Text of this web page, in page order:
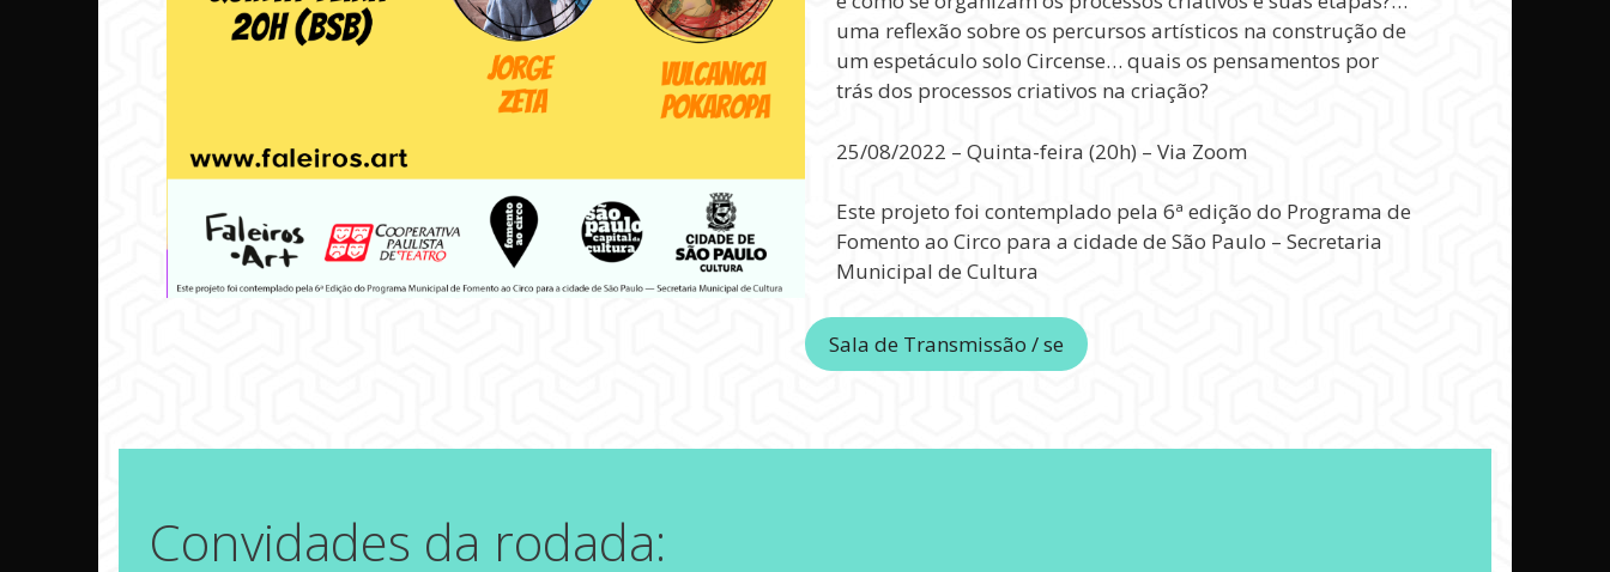
uma reflexão sobre os percursos artísticos na construção de
um espetáculo solo Circense… quais os pensamentos por
trás dos processos criativos na criação?
25/08/2022 – Quinta-feira (20h) – Via Zoom
Este projeto foi contemplado pela 6ª edição do Programa de
Fomento ao Circo para a cidade de São Paulo – Secretaria
Municipal de Cultura
Sala de Transmissão / se
Convidades da rodada: